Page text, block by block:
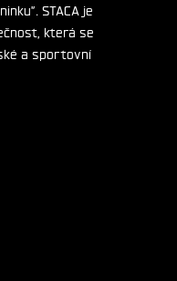
STACA je
která se
a sportovní